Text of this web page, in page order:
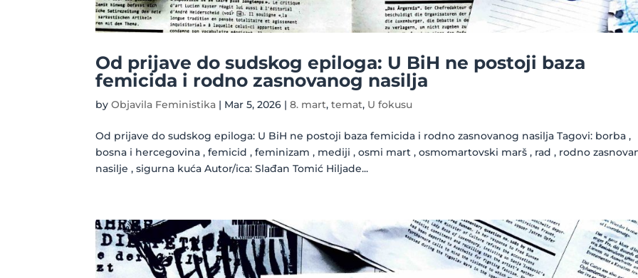
Od prijave do sudskog epiloga: U BiH ne postoji baza
femicida i rodno zasnovanog nasilja
byObjavila Feministika | Mar 5, 2026 |8. mart,temat, U fokusu
Od prijave do sudskog epiloga: U BiH ne postoji baza femicida i rodno zasnovanog nasilja Tagovi: borba ,
bosna i hercegovina , femicid , feminizam , mediji , osmi mart , osmomartovski marš , rad , rodno
nasilje , sigurna kuća Autor/ica: Slađan Tomić Hiljade...